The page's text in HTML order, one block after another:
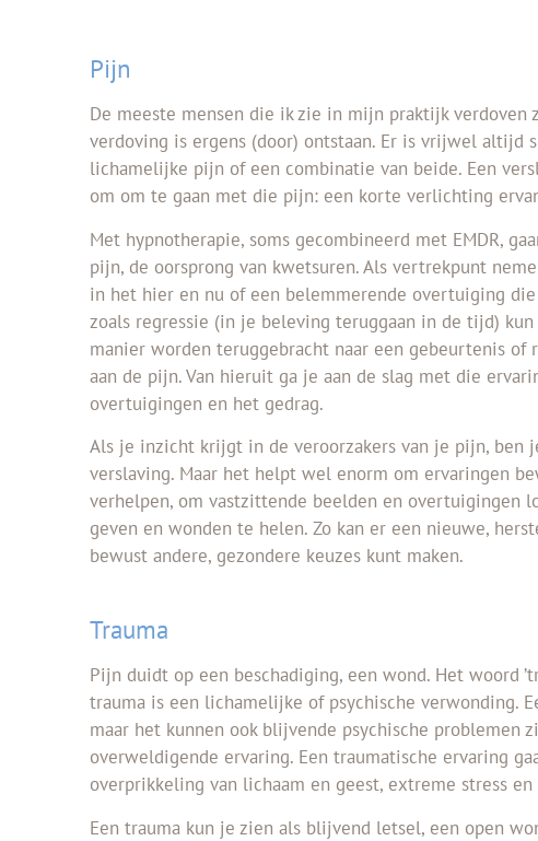
Pijn
De meeste mensen die ik zie in mijn praktijk verdoven
verdoving is ergens (door) ontstaan. Er is vrijwel altijd
lichamelijke pijn of een combinatie van beide. Een
om om te gaan met die pijn: een korte verlichting
Met hypnotherapie, soms gecombineerd met EMDR,
pijn, de oorsprong van kwetsuren. Als vertrekpunt
in het hier en nu of een belemmerende overtuiging
zoals regressie (in je beleving teruggaan in de tijd)
manier worden teruggebracht naar een gebeurtenis
aan de pijn. Van hieruit ga je aan de slag met die
overtuigingen en het gedrag.
Als je inzicht krijgt in de veroorzakers van je pijn, ben
verslaving. Maar het helpt wel enorm om ervaringen
verhelpen, om vastzittende beelden en overtuigingen
geven en wonden te helen. Zo kan er een nieuwe,
bewust andere, gezondere keuzes kunt maken.
Trauma
Pijn duidt op een beschadiging, een wond. Het woord
trauma is een lichamelijke of psychische verwonding.
maar het kunnen ook blijvende psychische problemen
overweldigende ervaring. Een traumatische ervaring
overprikkeling van lichaam en geest, extreme stress
Een trauma kun je zien als blijvend letsel, een open